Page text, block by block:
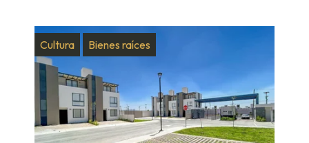
Cultura Bienes raíces